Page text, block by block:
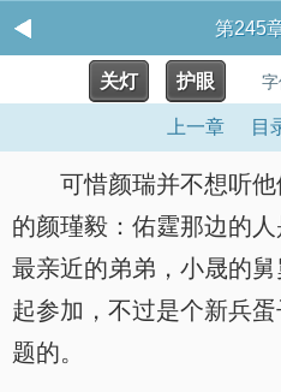
第245
关灯 护眼 字
上一章 目
可惜颜瑞并不想听
的颜瑾毅：佑霆那边的
最亲近的弟弟，小晟的
起参加，不过是个新兵
题的。